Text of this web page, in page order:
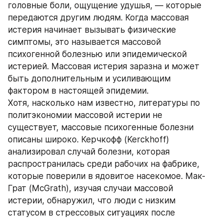
головные боли, ощущение удушья, — которые
передаются другим людям. Когда массовая
истерия начинает вызывать физические
симптомы, это называется массовой
психогенной болезнью или эпидемической
истерией. Массовая истерия заразна и может
быть дополнительным и усиливающим
фактором в настоящей эпидемии.
Хотя, насколько нам известно, литературы по
политэкономии массовой истерии не
существует, массовые психогенные болезни
описаны широко. Керчкофф (Kerckhoff)
анализировал случай болезни, которая
распространилась среди рабочих на фабрике,
которые поверили в ядовитое насекомое. Мак-
Грат (McGrath), изучая случаи массовой
истерии, обнаружил, что люди с низким
статусом в стрессовых ситуациях после